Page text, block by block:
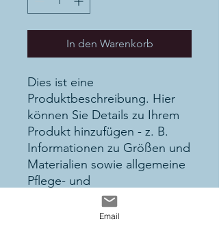
In den Warenkorb
Dies ist eine
Produktbeschreibung. Hier
können Sie Details zu Ihrem
Produkt hinzufügen - z. B.
Informationen zu Größen und
Materialien sowie allgemeine
Pflege- und
Reinigungshinweise.
Email